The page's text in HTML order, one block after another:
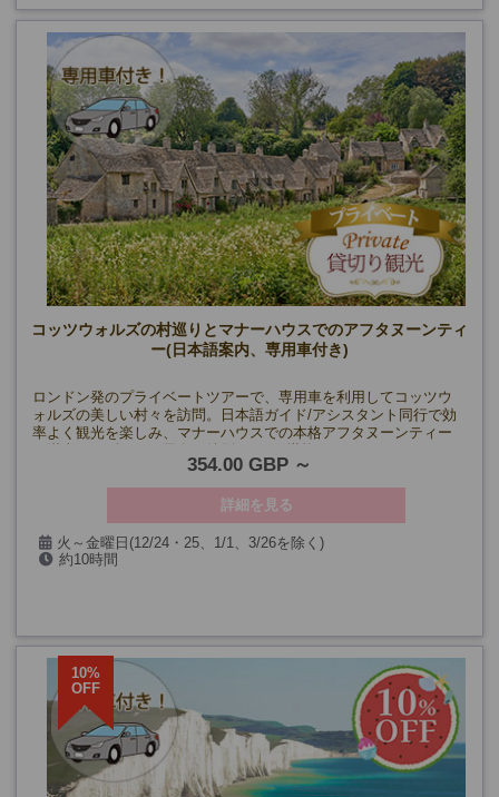
コッツウォルズの村巡りとマナーハウスでのアフタヌーンティ
ー(日本語案内、専用車付き)
ロンドン発のプライベートツアーで、専用車を利用してコッツウ
ォルズの美しい村々を訪問。日本語ガイド/アシスタント同行で効
率よく観光を楽しみ、マナーハウスでの本格アフタヌーンティー
354.00 GBP
詳細を見る
火～金曜日(12/24・25、1/1、3/26を除く)
約10時間
10%
OFF